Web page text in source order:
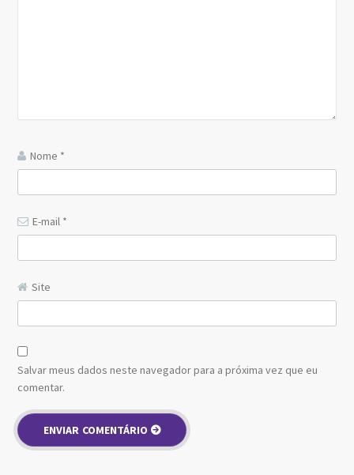
Nome *
E-mail *
Site
Salvar meus dados neste navegador para a próxima vez que eu
comentar.